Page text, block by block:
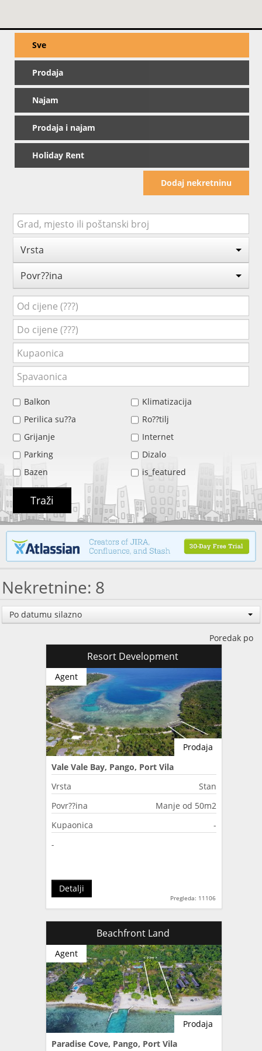
Sve
Prodaja
Najam
Prodaja i najam
Holiday Rent
Dodaj nekretninu
Vrsta
Povr??ina
Balkon
Klimatizacija
Perilica su??a
Ro??tilj
Grijanje
Internet
Parking
Dizalo
Bazen
is_featured
Traži
Nekretnine: 8
Po datumu silazno
Poredak po
Resort Development
Prodaja
Agent
Vale Vale Bay, Pango, Port Vila
Vrsta
Stan
Povr??ina
Manje od 50m2
Kupaonica
-
-
Pregleda: 11106
Detalji
Beachfront Land
Prodaja
Agent
Paradise Cove, Pango, Port Vila